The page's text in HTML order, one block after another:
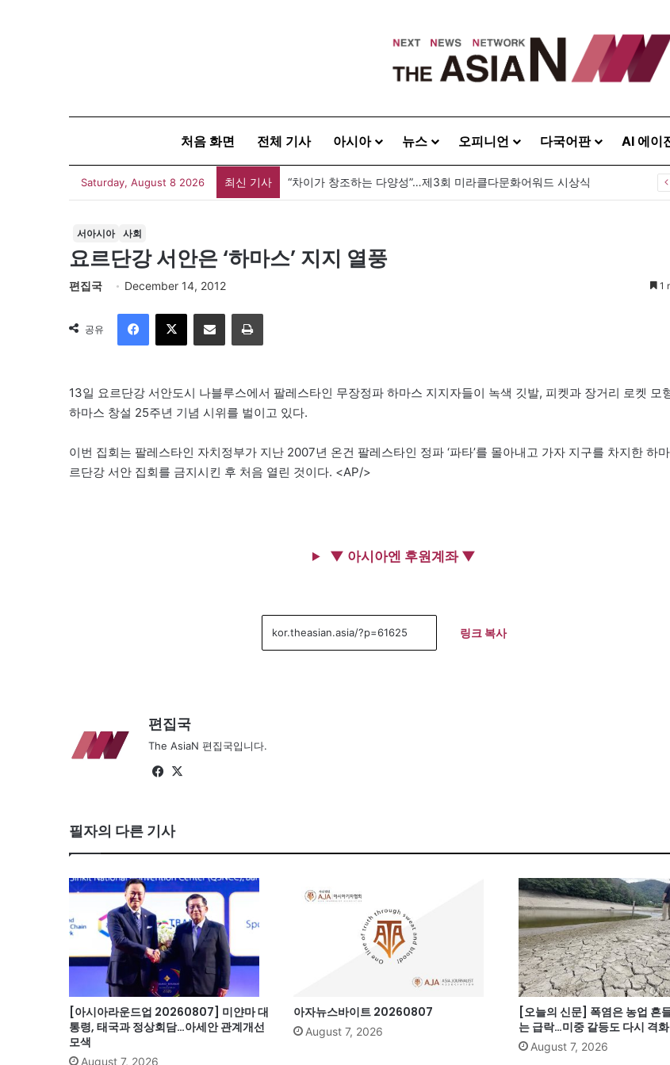
처음 화면 전체 기사 아시아 뉴스 오피니언 다국어판 AI 에이
Saturday, August 8 2026 최신 기사 “차이가 창조하는 다양성”…제3회 미라클다문화어워드 시상식
서아시아 사회
요르단강 서안은 ‘하마스’ 지지 열풍
편집국 December 14, 2012 1
공유
이메일
13일 요르단강 서안도시 나블루스에서 팔레스타인 무장정파 하마스 지지자들이 녹색 깃발, 피켓과 장거리 로켓 모
하마스 창설 25주년 기념 시위를 벌이고 있다.
이번 집회는 팔레스타인 자치정부가 지난 2007년 온건 팔레스타인 정파 ‘파타’를 몰아내고 가자 지구를 차지한 하
르단강 서안 집회를 금지시킨 후 처음 열린 것이다. <AP/>
▼ 아시아엔 후원계좌 ▼
링크 복사
편집국
The AsiaN 편집국입니다.
Fa
ok
필자의 다른 기사
[아시아라운드업 20260807] 미얀마 대
통령, 태국과 정상회담…아세안 관계개선
모색
August 7, 2026
아자뉴스바이트 20260807
August 7, 2026
[오늘의 신문] 폭염은 농업 흔
는 급락…미중 갈등도 다시 격화
August 7, 2026